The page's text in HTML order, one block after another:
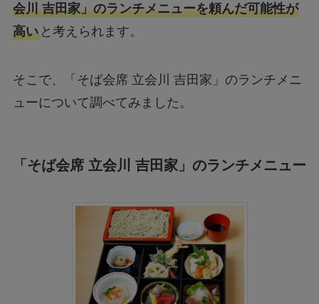
会川 吉田家」のランチメニューを頼んだ可能性が
高いと考えられます。
そこで、「そば会席 立会川 吉田家」のランチメニ
ューについて調べてみました。
「そば会席 立会川 吉田家」のランチメニュー